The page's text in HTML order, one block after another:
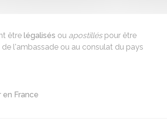
être légalisés ou apostilléspour être
l'ambassade ou au consulat du pays
France